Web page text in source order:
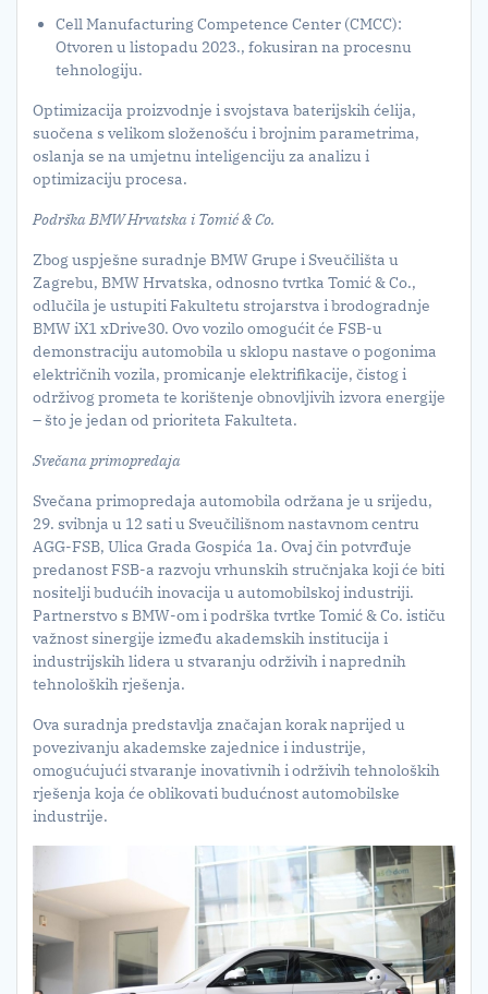
Cell Manufacturing Competence Center (CMCC):
Otvoren u listopadu 2023., fokusiran na procesnu
tehnologiju.
Optimizacija proizvodnje i svojstava baterijskih ćelija,
suočena s velikom složenošću i brojnim parametrima,
oslanja se na umjetnu inteligenciju za analizu i
optimizaciju procesa.
Podrška BMW Hrvatska i Tomić & Co.
Zbog uspješne suradnje BMW Grupe i Sveučilišta u
Zagrebu, BMW Hrvatska, odnosno tvrtka Tomić & Co.,
odlučila je ustupiti Fakultetu strojarstva i brodogradnje
BMW iX1 xDrive30. Ovo vozilo omogućit će FSB-u
demonstraciju automobila u sklopu nastave o pogonima
električnih vozila, promicanje elektrifikacije, čistog i
održivog prometa te korištenje obnovljivih izvora energije
– što je jedan od prioriteta Fakulteta.
Svečana primopredaja
Svečana primopredaja automobila održana je u srijedu,
29. svibnja u 12 sati u Sveučilišnom nastavnom centru
AGG-FSB, Ulica Grada Gospića 1a. Ovaj čin potvrđuje
predanost FSB-a razvoju vrhunskih stručnjaka koji će biti
nositelji budućih inovacija u automobilskoj industriji.
Partnerstvo s BMW-om i podrška tvrtke Tomić & Co. ističu
važnost sinergije između akademskih institucija i
industrijskih lidera u stvaranju održivih i naprednih
tehnoloških rješenja.
Ova suradnja predstavlja značajan korak naprijed u
povezivanju akademske zajednice i industrije,
omogućujući stvaranje inovativnih i održivih tehnoloških
rješenja koja će oblikovati budućnost automobilske
industrije.